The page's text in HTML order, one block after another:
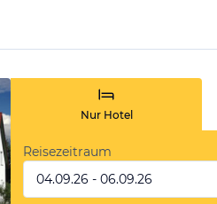
Nur Hotel
Reisezeitraum
04.09.26 - 06.09.26